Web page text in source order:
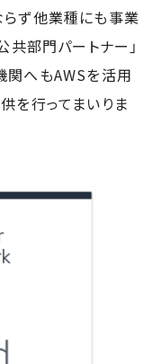
ず他業種にも事業
共部門パートナー」
関へもAWSを活用
を行ってまいりま